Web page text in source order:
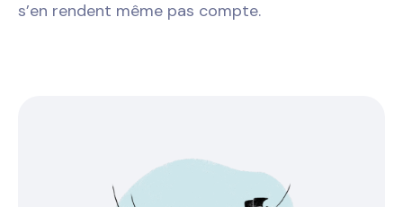
s’en rendent même pas compte.